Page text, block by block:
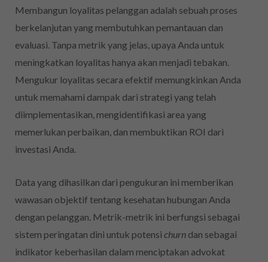
Membangun loyalitas pelanggan adalah sebuah proses
berkelanjutan yang membutuhkan pemantauan dan
evaluasi. Tanpa metrik yang jelas, upaya Anda untuk
meningkatkan loyalitas hanya akan menjadi tebakan.
Mengukur loyalitas secara efektif memungkinkan Anda
untuk memahami dampak dari strategi yang telah
diimplementasikan, mengidentifikasi area yang
memerlukan perbaikan, dan membuktikan ROI dari
investasi Anda.
Data yang dihasilkan dari pengukuran ini memberikan
wawasan objektif tentang kesehatan hubungan Anda
dengan pelanggan. Metrik-metrik ini berfungsi sebagai
sistem peringatan dini untuk potensi churn dan sebagai
indikator keberhasilan dalam menciptakan advokat